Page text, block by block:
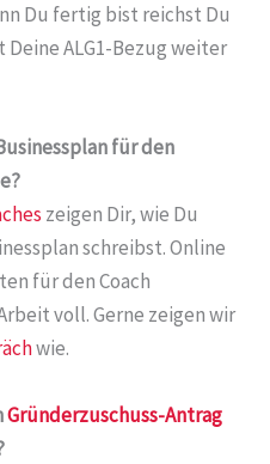
Du fertig bist reichst Du
ALG1-Bezug weiter
für den
zeigen Dir, wie Du
schreibst. Online
für den Coach
voll. Gerne zeigen wir
wie.
Gründerzuschuss-Antrag